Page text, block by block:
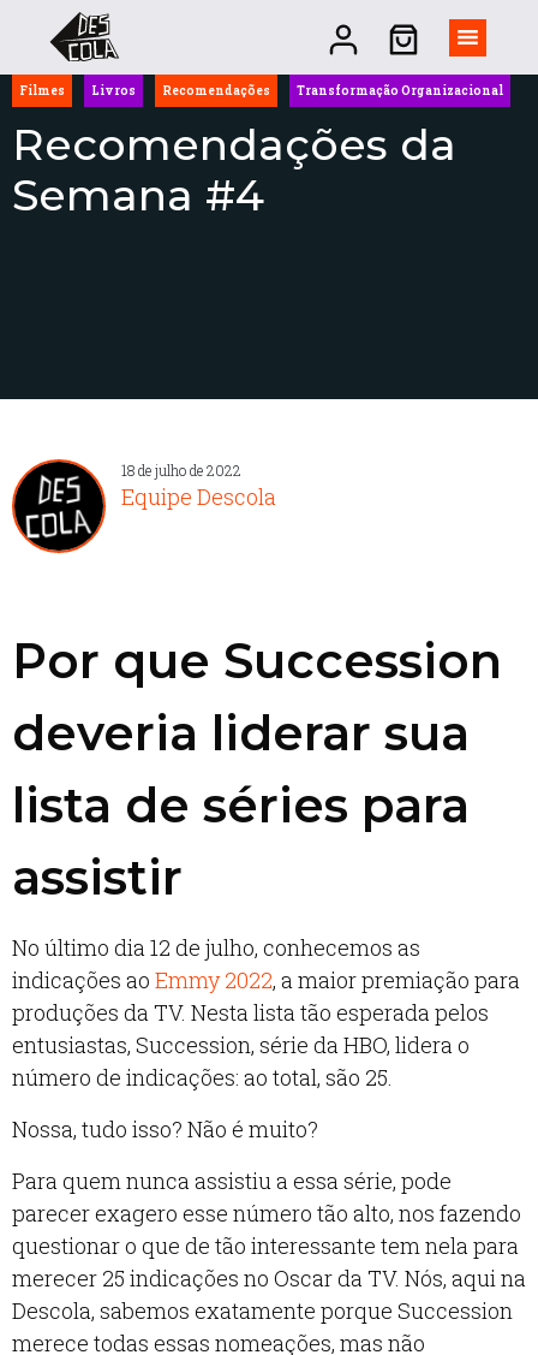
Filmes Livros Recomendações Transformação Organizacional
Recomendações da
Semana #4
18 de julho de 2022
Equipe Descola
Por que Succession
deveria liderar sua
lista de séries para
assistir
No último dia 12 de julho, conhecemos as
indicações ao Emmy 2022, a maior premiação para
produções da TV. Nesta lista tão esperada pelos
entusiastas, Succession, série da HBO, lidera o
número de indicações: ao total, são 25.
Nossa, tudo isso? Não é muito?
Para quem nunca assistiu a essa série, pode
parecer exagero esse número tão alto, nos fazendo
questionar o que de tão interessante tem nela para
merecer 25 indicações no Oscar da TV. Nós, aqui na
Descola, sabemos exatamente porque Succession
merece todas essas nomeações, mas não